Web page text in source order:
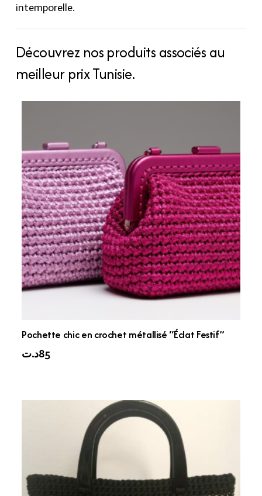
intemporelle.
Découvrez nos produits associés au
meilleur prix Tunisie.
Pochette chic en crochet métallisé “Éclat Festif”
85د.ت